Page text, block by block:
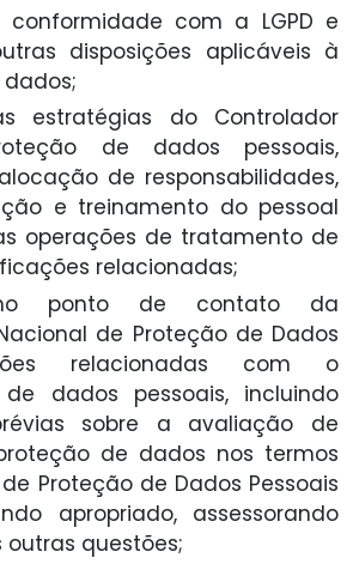
com a LGPD e
disposições aplicáveis à
estratégias do Controlador
de dados pessoais,
de responsabilidades,
e treinamento do pessoal
operações de tratamento de
relacionadas;
ponto de contato da
de Proteção de Dados
relacionadas com o
dados pessoais, incluindo
sobre a avaliação de
de dados nos termos
Proteção de Dados Pessoais
apropriado, assessorando
questões;